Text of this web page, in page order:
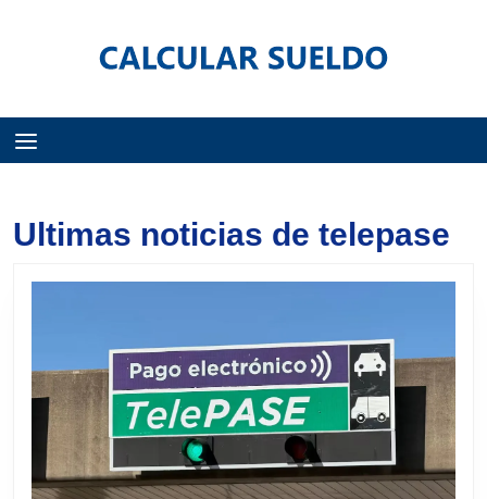
Ultimas noticias de telepase